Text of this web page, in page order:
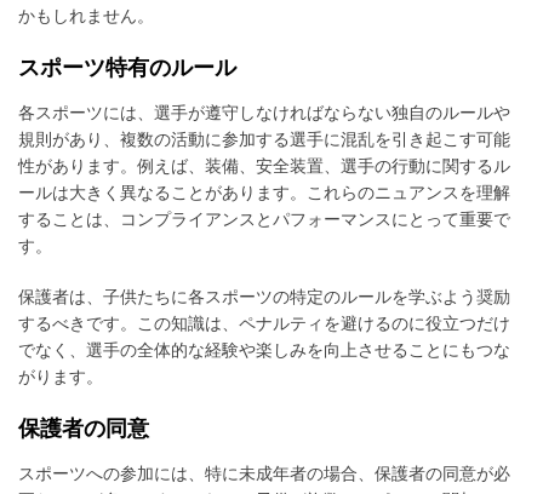
かもしれません。
スポーツ特有のルール
各スポーツには、選手が遵守しなければならない独自のルールや
規則があり、複数の活動に参加する選手に混乱を引き起こす可能
性があります。例えば、装備、安全装置、選手の行動に関するル
ールは大きく異なることがあります。これらのニュアンスを理解
することは、コンプライアンスとパフォーマンスにとって重要で
す。
保護者は、子供たちに各スポーツの特定のルールを学ぶよう奨励
するべきです。この知識は、ペナルティを避けるのに役立つだけ
でなく、選手の全体的な経験や楽しみを向上させることにもつな
がります。
保護者の同意
スポーツへの参加には、特に未成年者の場合、保護者の同意が必